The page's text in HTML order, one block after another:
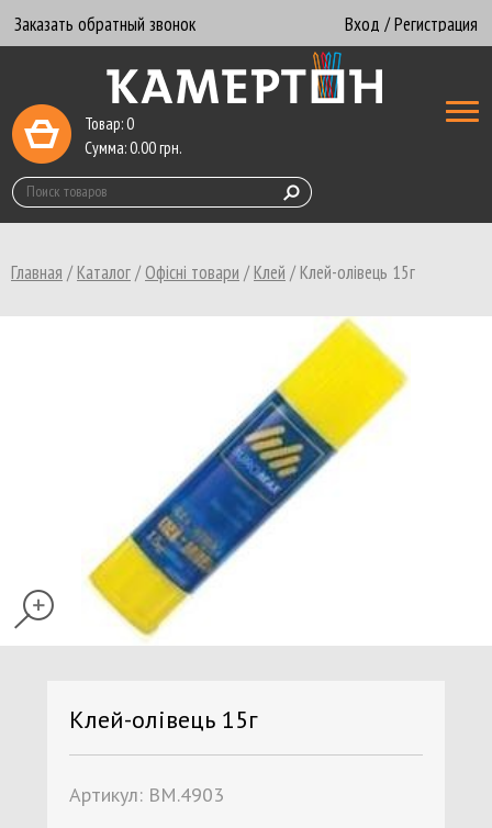
Заказать обратный звонок Вход / Регистрация
Товар:0
Сумма:0.00грн.
Главная /Каталог/Офісні товари /Клей /Клей-олівець 15г
Клей-олівець 15г
Артикул:ВМ.4903